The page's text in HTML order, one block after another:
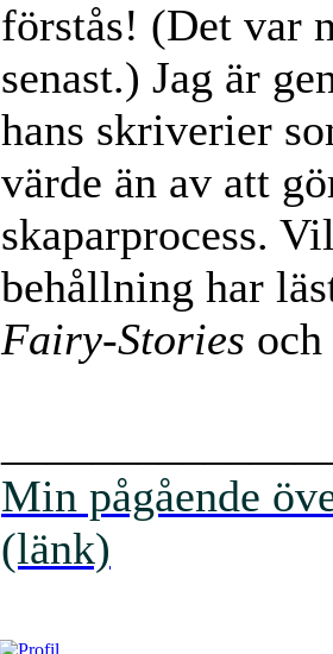
förstås! (Det var
senast.) Jag är
hans skriverier
värde än av att
skaparprocess.
behållning har
Fairy-Stories och
Min pågående
(länk)